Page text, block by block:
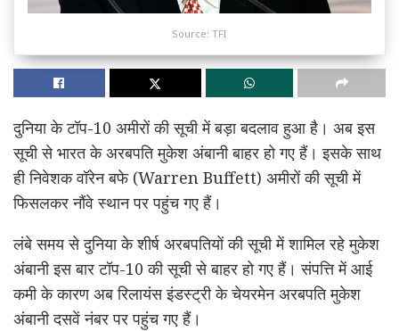
Source: TFI
दुनिया के टॉप-10 अमीरों की सूची में बड़ा बदलाव हुआ है। अब इस
सूची से भारत के अरबपति मुकेश अंबानी बाहर हो गए हैं। इसके साथ
ही निवेशक वॉरेन बफे (Warren Buffett) अमीरों की सूची में
फिसलकर नौंवे स्थान पर पहुंच गए हैं।
लंबे समय से दुनिया के शीर्ष अरबपतियों की सूची में शामिल रहे मुकेश
अंबानी इस बार टॉप-10 की सूची से बाहर हो गए हैं। संपत्ति में आई
कमी के कारण अब रिलायंस इंडस्ट्री के चेयरमेन अरबपति मुकेश
अंबानी दसवें नंबर पर पहुंच गए हैं।